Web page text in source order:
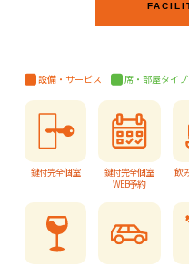
設備・サービス 席・部屋タイプ
鍵付完全個室
鍵付完全個室
WEB予約
飲